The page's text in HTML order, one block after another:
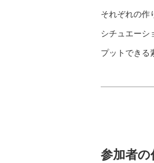
それぞれの作
シチュエーシ
プットできる
参加者の